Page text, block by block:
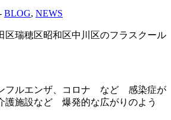
BLOG, NEWS
フルエンザ、コロナ など 感染症が
施設など 爆発的な広がりのよう